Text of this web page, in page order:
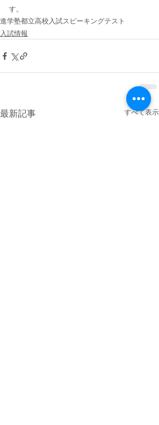
す。
進学塾都立高校入試スピーキングテスト
入試情報
最新記事 すべて表示